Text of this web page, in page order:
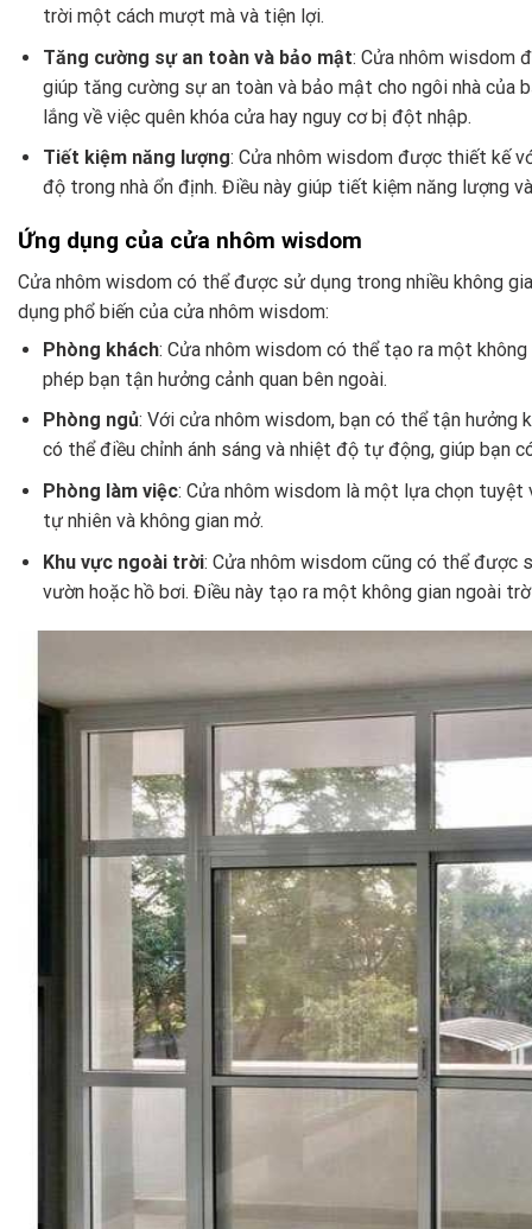
trời một cách mượt mà và tiện lợi.
Tăng cường sự an toàn và bảo mật: Cửa nhôm wisdom
giúp tăng cường sự an toàn và bảo mật cho ngôi nhà của
lắng về việc quên khóa cửa hay nguy cơ bị đột nhập.
Tiết kiệm năng lượng: Cửa nhôm wisdom được thiết kế
độ trong nhà ổn định. Điều này giúp tiết kiệm năng lượng
Ứng dụng của cửa nhôm wisdom
Cửa nhôm wisdom có thể được sử dụng trong nhiều không
dụng phổ biến của cửa nhôm wisdom:
Phòng khách: Cửa nhôm wisdom có thể tạo ra một
phép bạn tận hưởng cảnh quan bên ngoài.
Phòng ngủ: Với cửa nhôm wisdom, bạn có thể tận hưởng
có thể điều chỉnh ánh sáng và nhiệt độ tự động, giúp bạn
Phòng làm việc: Cửa nhôm wisdom là một lựa chọn tuyệt
tự nhiên và không gian mở.
Khu vực ngoài trời: Cửa nhôm wisdom cũng có thể được
vườn hoặc hồ bơi. Điều này tạo ra một không gian ngoài